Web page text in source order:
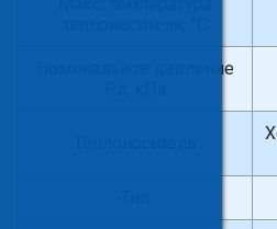
Номинальное давление